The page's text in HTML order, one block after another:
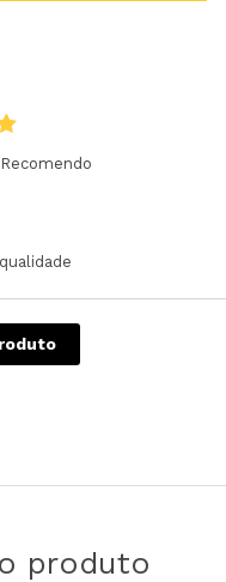
produto